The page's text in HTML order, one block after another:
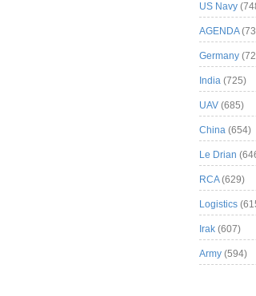
US Navy
AGENDA
Germany
India (725)
UAV (685)
China (654)
Le Drian
RCA(629)
Logistics
Irak (607)
Army (594)